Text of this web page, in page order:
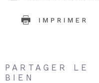
IMPRIMER
PARTAGER LE
BIEN